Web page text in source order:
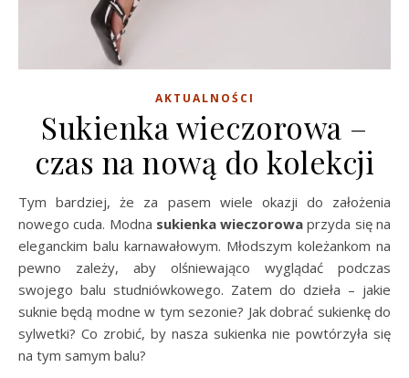
AKTUALNOŚCI
Sukienka wieczorowa –
czas na nową do kolekcji
Tym bardziej, że za pasem wiele okazji do założenia
nowego cuda. Modna sukienka wieczorowa przyda się na
eleganckim balu karnawałowym. Młodszym koleżankom na
pewno zależy, aby olśniewająco wyglądać podczas
swojego balu studniówkowego. Zatem do dzieła – jakie
suknie będą modne w tym sezonie? Jak dobrać sukienkę do
sylwetki? Co zrobić, by nasza sukienka nie powtórzyła się
na tym samym balu?